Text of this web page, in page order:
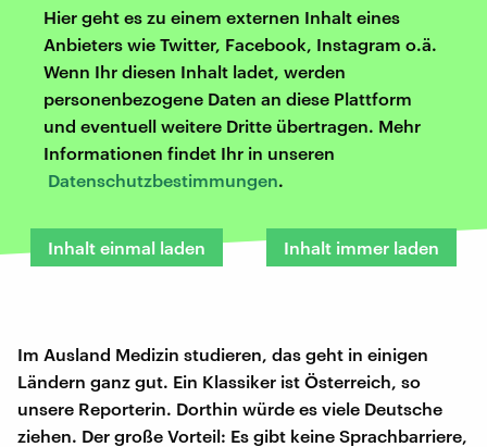
Hier geht es zu einem externen Inhalt eines
Anbieters wie Twitter, Facebook, Instagram o.ä.
Wenn Ihr diesen Inhalt ladet, werden
personenbezogene Daten an diese Plattform
und eventuell weitere Dritte übertragen. Mehr
Informationen findet Ihr in unseren
Datenschutzbestimmungen.
Inhalt einmal laden Inhalt immer laden
Im Ausland Medizin studieren, das geht in einigen
Ländern ganz gut. Ein Klassiker ist Österreich, so
unsere Reporterin. Dorthin würde es viele Deutsche
ziehen. Der große Vorteil: Es gibt keine Sprachbarriere,